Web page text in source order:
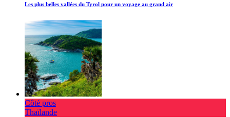
Les plus belles vallées du Tyrol pour un voyage au grand air
Côté pros
Thaïlande